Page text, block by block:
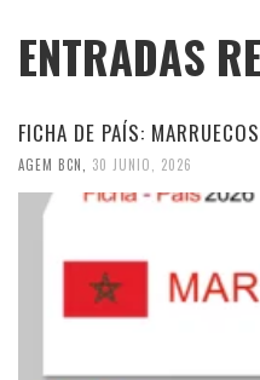
ENTRADAS
FICHA DE PAÍS:
AGEM BCN 30 JUNIO, 2026